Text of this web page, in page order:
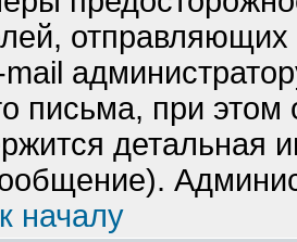
mail
письма, при этом
детальная
началу